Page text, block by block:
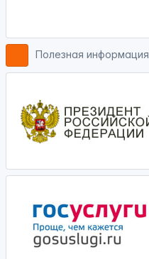
Полезная информация